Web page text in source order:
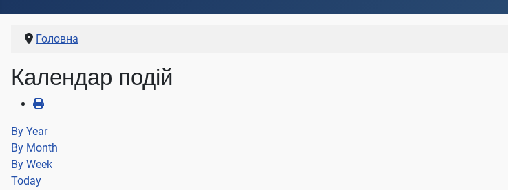
Головна
Календар подій
By Year
By Month
By Week
Today